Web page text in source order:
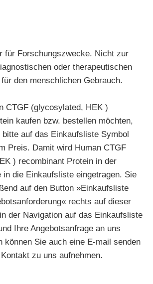
für Forschungszwecke. Nicht zur
oder therapeutischen
den menschlichen Gebrauch.
CTGF (glycosylated, HEK )
kaufen bzw. bestellen möchten,
auf das Einkaufsliste Symbol
Preis. Damit wird Human CTGF
) recombinant Protein in der
in die Einkaufsliste eingetragen. Sie
auf den Button »Einkaufsliste
rechts auf dieser
der Navigation auf das Einkaufsliste
Ihre Angebotsanfrage an uns
können Sie auch eine E-mail senden
zu uns aufnehmen.